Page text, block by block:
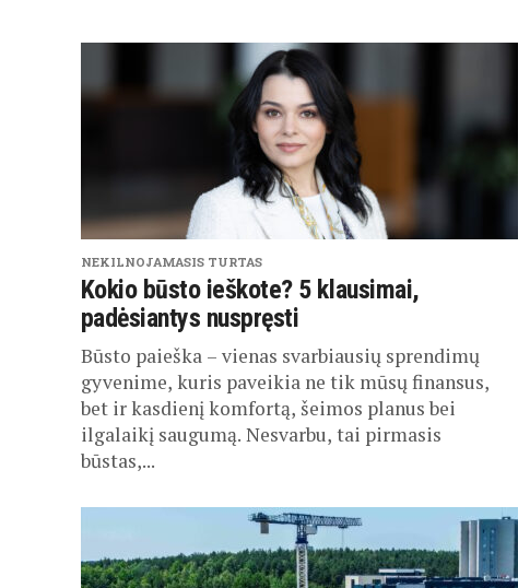
NEKILNOJAMASIS TURTAS
Kokio būsto ieškote? 5 klausimai,
padėsiantys nuspręsti
Būsto paieška – vienas svarbiausių sprendimų
gyvenime, kuris paveikia ne tik mūsų finansus,
bet ir kasdienį komfortą, šeimos planus bei
ilgalaikį saugumą. Nesvarbu, tai pirmasis
būstas,...